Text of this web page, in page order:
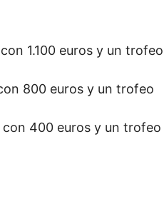
1.100 euros y un trofeo
800 euros y un trofeo
400 euros y un trofeo